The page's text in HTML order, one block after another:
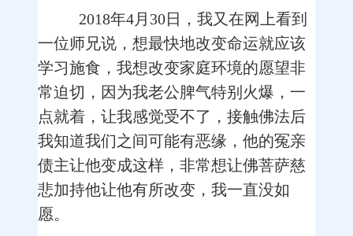
2018年4月30日，我又在网上看到
一位师兄说，想最快地改变命运就应该
学习施食，我想改变家庭环境的愿望非
常迫切，因为我老公脾气特别火爆，一
点就着，让我感觉受不了，接触佛法后
我知道我们之间可能有恶缘，他的冤亲
债主让他变成这样，非常想让佛菩萨慈
悲加持他让他有所改变，我一直没如
愿。